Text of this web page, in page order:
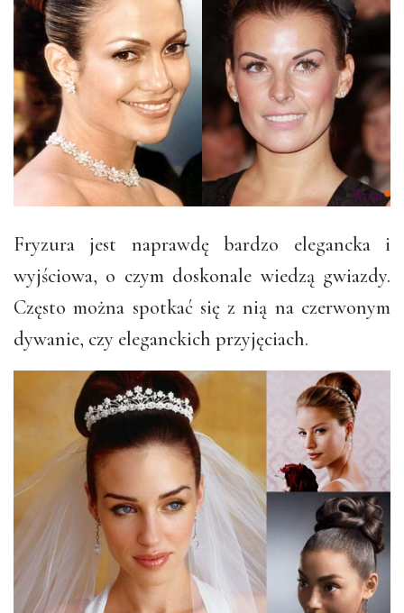
Fryzura jest naprawdę bardzo elegancka i
wyjściowa, o czym doskonale wiedzą gwiazdy.
Często można spotkać się z nią na czerwonym
dywanie, czy eleganckich przyjęciach.